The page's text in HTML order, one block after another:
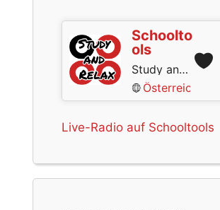
Schoolto
ols
Study and Relax
Österreich
Live-Radio auf Schooltools